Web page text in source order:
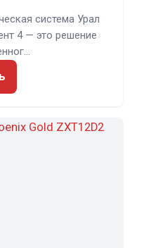
система Урал
4 — это решение